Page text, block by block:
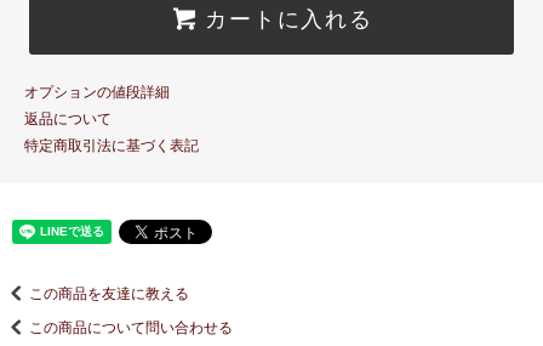
カートに入れる
オプションの値段詳細
返品について
特定商取引法に基づく表記
この商品を友達に教える
この商品について問い合わせる